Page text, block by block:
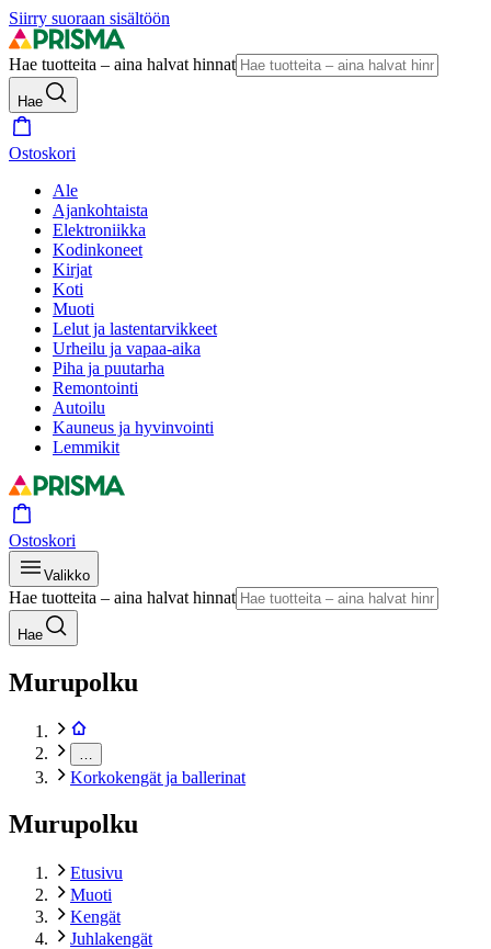
Siirry suoraan sisältöön
Hae tuotteita – aina halvat hinnat
Hae
Ostoskori
Ale
Ajankohtaista
Elektroniikka
Kodinkoneet
Kirjat
Koti
Muoti
Lelut ja lastentarvikkeet
Urheilu ja vapaa-aika
Piha ja puutarha
Remontointi
Autoilu
Kauneus ja hyvinvointi
Lemmikit
Ostoskori
Valikko
Hae tuotteita – aina halvat hinnat
Hae
Murupolku
Korkokengät ja ballerinat
Murupolku
Etusivu
Muoti
Kengät
Juhlakengät